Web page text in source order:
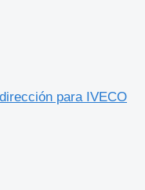
para IVECO